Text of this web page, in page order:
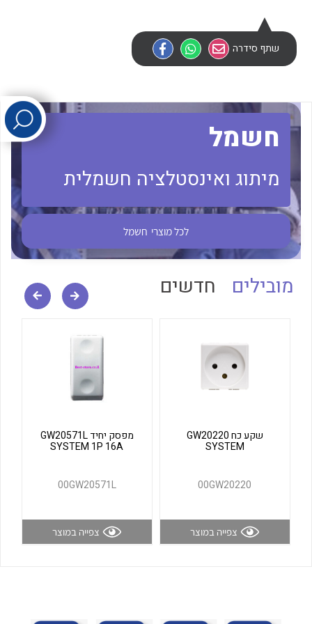
לכל מוצרי היצרן
לכל מוצרי היצרן לכל מוצרי היצרן
לכל מוצרי היצרן לכל מוצרי היצרן
שתף סידרה
חשמל
מיתוג ואינסטלציה חשמלית
לכל מוצרי חשמל
מובילים חדשים
שקע כח GW20220
SYSTEM
00GW20220
צפייה במוצר
מפסק יחיד GW20571L
SYSTEM 1P 16A
00GW20571L
צפייה במוצר